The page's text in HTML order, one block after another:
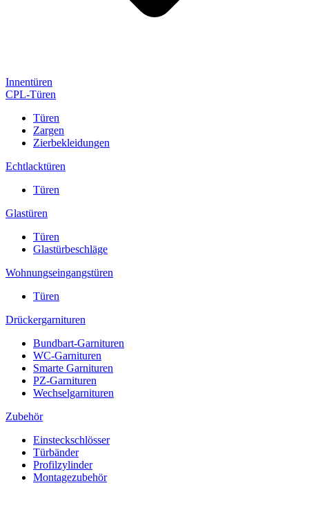
Innentüren
CPL-Türen
Türen
Zargen
Zierbekleidungen
Echtlacktüren
Türen
Glastüren
Türen
Glastürbeschläge
Wohnungseingangstüren
Türen
Drückergarnituren
Bundbart-Garnituren
WC-Garnituren
Smarte Garnituren
PZ-Garnituren
Wechselgarnituren
Zubehör
Einsteckschlösser
Türbänder
Profilzylinder
Montagezubehör